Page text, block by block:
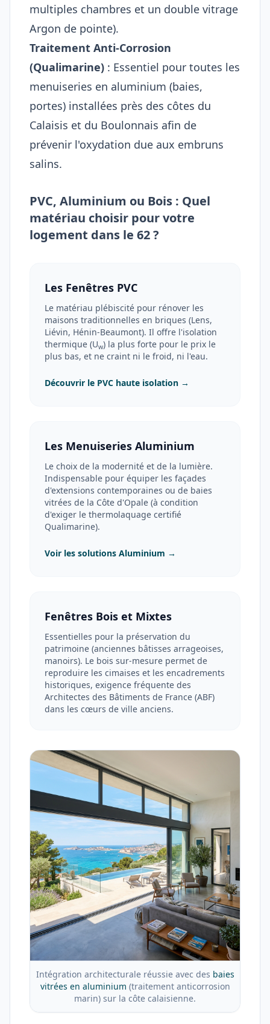
multiples chambres et un double vitrage
Argon de pointe).
Traitement Anti-Corrosion
(Qualimarine) : Essentiel pour toutes les
menuiseries en aluminium (baies,
portes) installées près des côtes du
Calaisis et du Boulonnais afin de
prévenir l'oxydation due aux embruns
salins.
PVC, Aluminium ou Bois : Quel
matériau choisir pour votre
logement dans le 62 ?
Les Fenêtres PVC
Le matériau plébiscité pour rénover les
maisons traditionnelles en briques (Lens,
Liévin, Hénin-Beaumont). Il offre l'isolation
thermique (Uw) la plus forte pour le prix le
plus bas, et ne craint ni le froid, ni l'eau.
Découvrir le PVC haute isolation →
Les Menuiseries Aluminium
Le choix de la modernité et de la lumière.
Indispensable pour équiper les façades
d'extensions contemporaines ou de baies
vitrées de la Côte d'Opale (à condition
d'exiger le thermolaquage certifié
Qualimarine).
Voir les solutions Aluminium →
Fenêtres Bois et Mixtes
Essentielles pour la préservation du
patrimoine (anciennes bâtisses arrageoises,
manoirs). Le bois sur-mesure permet de
reproduire les cimaises et les encadrements
historiques, exigence fréquente des
Architectes des Bâtiments de France (ABF)
dans les cœurs de ville anciens.
Intégration architecturale réussie avec des baies
vitrées en aluminium (traitement anticorrosion
marin) sur la côte calaisienne.